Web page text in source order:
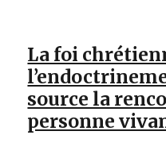
La foi
source la
personne